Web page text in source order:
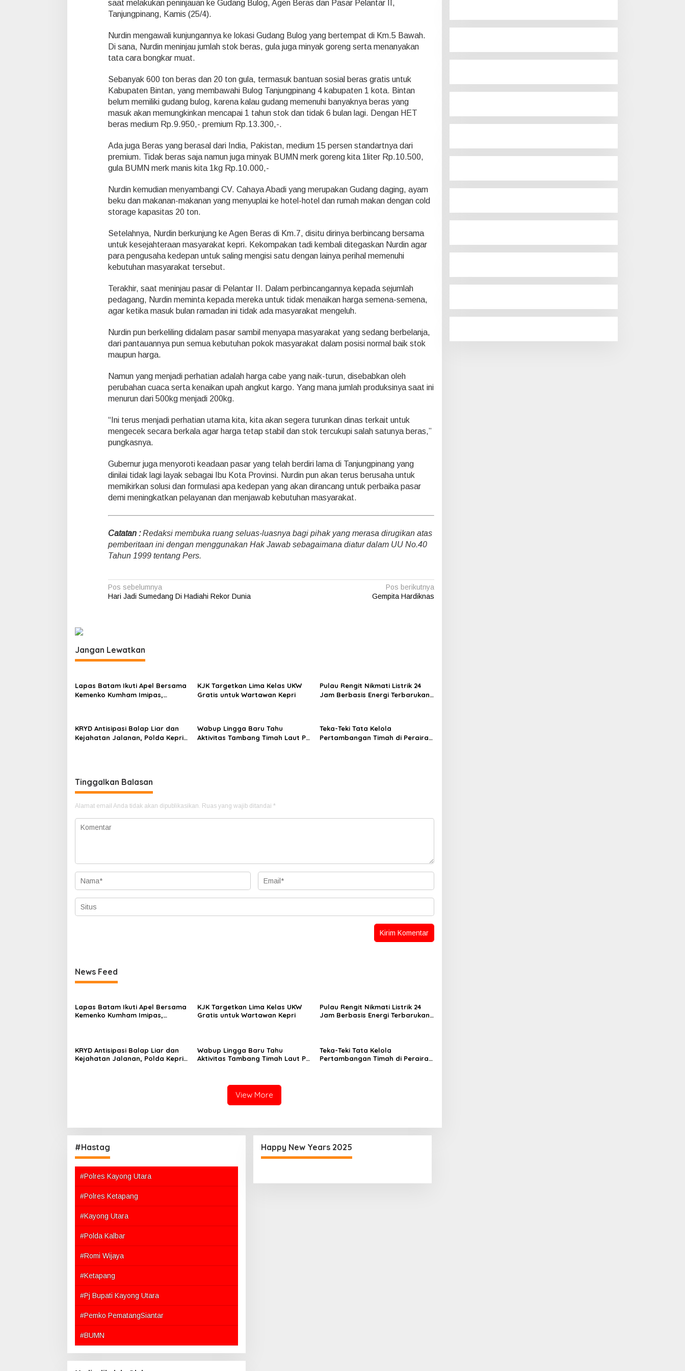
d
i
S
i
a
P
a
s
r
D
n
B
u
l
g
saat melakukan peninjauan ke Gudang Bulog, Agen Beras dan Pasar Pelantar II,
Tanjungpinang, Kamis (25/4).
Nurdin mengawali kunjungannya ke lokasi Gudang Bulog yang bertempat di Km.5 Bawah.
Di sana, Nurdin meninjau jumlah stok beras, gula juga minyak goreng serta menanyakan
tata cara bongkar muat.
Sebanyak 600 ton beras dan 20 ton gula, termasuk bantuan sosial beras gratis untuk
Kabupaten Bintan, yang membawahi Bulog Tanjungpinang 4 kabupaten 1 kota. Bintan
belum memiliki gudang bulog, karena kalau gudang memenuhi banyaknya beras yang
masuk akan memungkinkan mencapai 1 tahun stok dan tidak 6 bulan lagi. Dengan HET
beras medium Rp.9.950,- premium Rp.13.300,-.
Ada juga Beras yang berasal dari India, Pakistan, medium 15 persen standartnya dari
premium. Tidak beras saja namun juga minyak BUMN merk goreng kita 1liter Rp.10.500,
gula BUMN merk manis kita 1kg Rp.10.000,-
Nurdin kemudian menyambangi CV. Cahaya Abadi yang merupakan Gudang daging, ayam
beku dan makanan-makanan yang menyuplai ke hotel-hotel dan rumah makan dengan cold
storage kapasitas 20 ton.
Setelahnya, Nurdin berkunjung ke Agen Beras di Km.7, disitu dirinya berbincang bersama
untuk kesejahteraan masyarakat kepri. Kekompakan tadi kembali ditegaskan Nurdin agar
para pengusaha kedepan untuk saling mengisi satu dengan lainya perihal memenuhi
kebutuhan masyarakat tersebut.
Terakhir, saat meninjau pasar di Pelantar II. Dalam perbincangannya kepada sejumlah
pedagang, Nurdin meminta kepada mereka untuk tidak menaikan harga semena-semena,
agar ketika masuk bulan ramadan ini tidak ada masyarakat mengeluh.
Nurdin pun berkeliling didalam pasar sambil menyapa masyarakat yang sedang berbelanja,
dari pantauannya pun semua kebutuhan pokok masyarakat dalam posisi normal baik stok
maupun harga.
Namun yang menjadi perhatian adalah harga cabe yang naik-turun, disebabkan oleh
perubahan cuaca serta kenaikan upah angkut kargo. Yang mana jumlah produksinya saat ini
menurun dari 500kg menjadi 200kg.
“Ini terus menjadi perhatian utama kita, kita akan segera turunkan dinas terkait untuk
mengecek secara berkala agar harga tetap stabil dan stok tercukupi salah satunya beras,”
pungkasnya.
Gubernur juga menyoroti keadaan pasar yang telah berdiri lama di Tanjungpinang yang
dinilai tidak lagi layak sebagai Ibu Kota Provinsi. Nurdin pun akan terus berusaha untuk
memikirkan solusi dan formulasi apa kedepan yang akan dirancang untuk perbaika pasar
demi meningkatkan pelayanan dan menjawab kebutuhan masyarakat.
Catatan :Redaksi membuka ruang seluas-luasnya bagi pihak yang merasa dirugikan atas
pemberitaan ini dengan menggunakan Hak Jawab sebagaimana diatur dalam UU No.40
Tahun 1999 tentang Pers.
N
a
g
a
i
s
Pos sebelumnya
Hari Jadi Sumedang Di Hadiahi Rekor Dunia
Pos berikutnya
Gempita Hardiknas
Jangan Lewatkan
Lapas Batam Ikuti Apel Bersama
Kemenko Kumham Imipas,
KJK Targetkan Lima Kelas UKW
Gratis untuk Wartawan Kepri
Pulau Rengit Nikmati Listrik 24
Jam Berbasis Energi Terbarukan,
KRYD Antisipasi Balap Liar dan
Kejahatan Jalanan, Polda Kepri
Wabup Lingga Baru Tahu
Aktivitas Tambang Timah Laut PT
Teka-Teki Tata Kelola
Pertambangan Timah di Perairan
Tinggalkan Balasan
Alamat email Anda tidak akan dipublikasikan. Ruas yang wajib ditandai *
News Feed
Lapas Batam Ikuti Apel Bersama
Kemenko Kumham Imipas,
KJK Targetkan Lima Kelas UKW
Gratis untuk Wartawan Kepri
Pulau Rengit Nikmati Listrik 24
Jam Berbasis Energi Terbarukan,
KRYD Antisipasi Balap Liar dan
Kejahatan Jalanan, Polda Kepri
Wabup Lingga Baru Tahu
Aktivitas Tambang Timah Laut PT
Teka-Teki Tata Kelola
Pertambangan Timah di Perairan
View More
#Hastag
#Polres Kayong Utara
#Polres Ketapang
#Kayong Utara
#Polda Kalbar
#Romi Wijaya
#Ketapang
#Pj Bupati Kayong Utara
#Pemko PematangSiantar
#BUMN
Happy New Years 2025